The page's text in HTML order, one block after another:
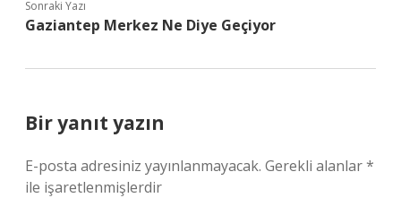
Sonraki Yazı
Gaziantep Merkez Ne Diye Geçiyor
Bir yanıt yazın
E-posta adresiniz yayınlanmayacak. Gerekli alanlar*
ile işaretlenmişlerdir